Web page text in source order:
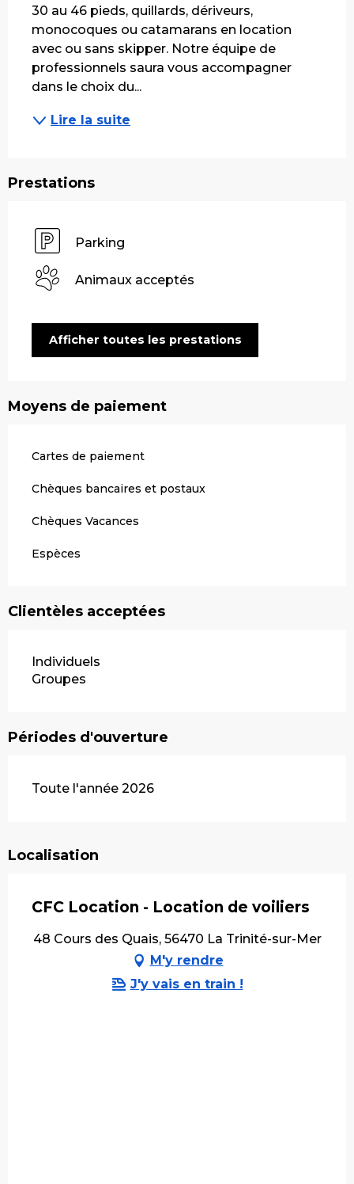
30 au 46 pieds, quillards, dériveurs,
monocoques ou catamarans en location
avec ou sans skipper. Notre équipe de
professionnels saura vous accompagner
dans le choix du...
Lire la suite
Prestations
Parking
Animaux acceptés
Afficher toutes les prestations
Moyens de paiement
Cartes de paiement
Chèques bancaires et postaux
Chèques Vacances
Espèces
Clientèles acceptées
Individuels
Groupes
Périodes d'ouverture
Toute l'année 2026
Localisation
CFC Location - Location de voiliers
48 Cours des Quais, 56470 La Trinité-sur-Mer
M'y rendre
J'y vais en train !